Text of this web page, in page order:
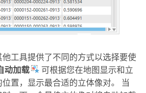
他工具提供了不同的方式以选择要使
动加载
可根据您在地图显示和立
置，显示最合适的立体像对。 当